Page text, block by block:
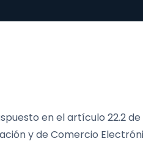
en el artículo 22.2 de
y de Comercio